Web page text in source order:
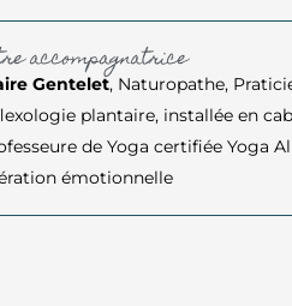
accompagnatrice
Gentelet, Naturopathe,
plantaire, installée en
de Yoga certifiée Yoga
émotionnelle